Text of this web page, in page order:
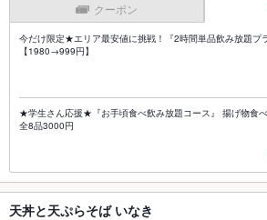
クーポン
今だけ限定★エリア最安値に挑戦！『2時間単品飲み放題プ
【1980→999円】
★学生さん応援★『お手頃食べ飲み放題コース』 揚げ物食
全8品3000円
天丼と天ぷらそば いなき